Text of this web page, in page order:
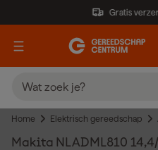
Gratis
Home Elektrisch gereedschap
Makita NLADML810